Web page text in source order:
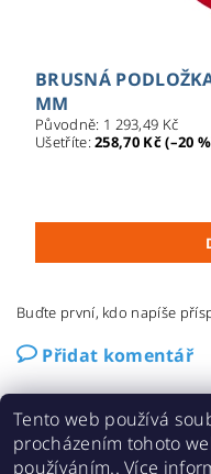
BRUSNÁ
MM
Původně: 1 293,49 Kč
Ušetříte:258,70 Kč (–20
Buďte první, kdo napíše
Přidat komentář
Tento web používá
procházením tohoto
používáním.. Více